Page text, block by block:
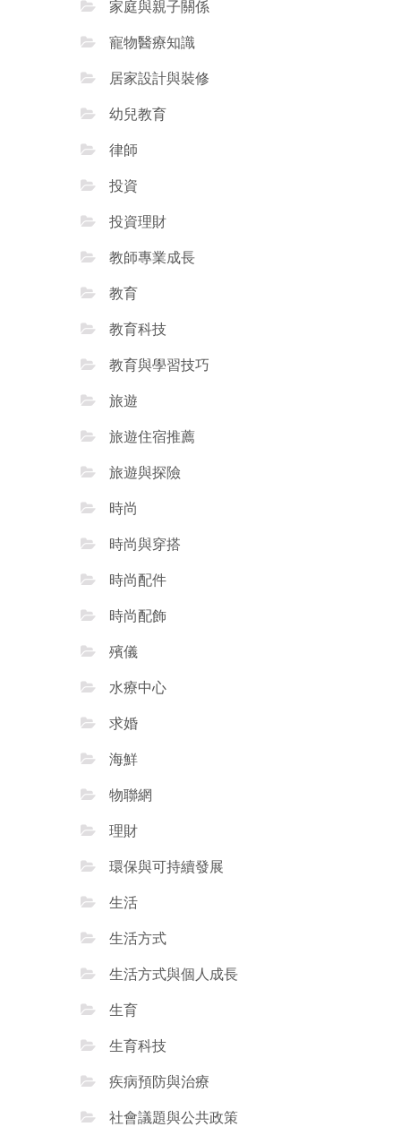
家庭與親子關係
寵物醫療知識
居家設計與裝修
幼兒教育
律師
投資
投資理財
教師專業成長
教育
教育科技
教育與學習技巧
旅遊
旅遊住宿推薦
旅遊與探險
時尚
時尚與穿搭
時尚配件
時尚配飾
殯儀
水療中心
求婚
海鮮
物聯網
理財
環保與可持續發展
生活
生活方式
生活方式與個人成長
生育
生育科技
疾病預防與治療
社會議題與公共政策